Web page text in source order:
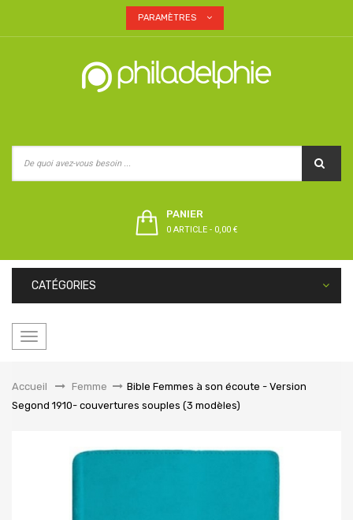
PARAMÈTRES
PANIER
0 ARTICLE - 0,00 €
CATÉGORIES
Basculer
Accueil
&gt;Femme >
Bible Femmes à son écoute - Version
Segond 1910- couvertures souples (3 modèles)